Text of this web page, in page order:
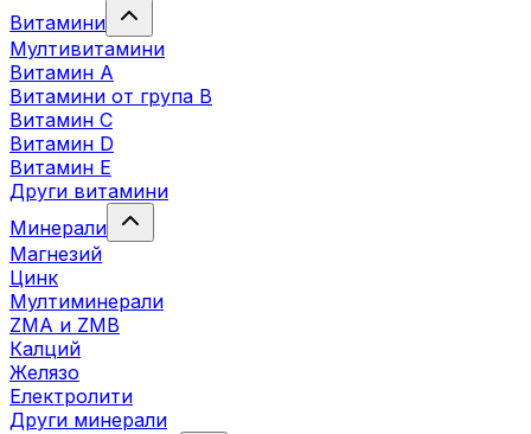
Витамини
Мултивитамини
Витамин А
Витамини от група B
Витамин C
Витамин D
Витамин E
Други витамини
Минерали
Магнезий
Цинк
Мултиминерали
ZMA и ZMB
Калций
Желязо
Електролити
Други минерали